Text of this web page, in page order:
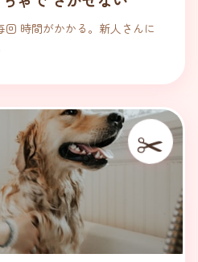
時間がかかる。新人さんに
✂️